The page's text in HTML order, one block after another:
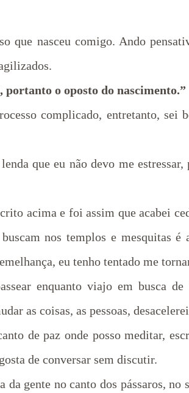
que nasceu comigo. Ando
portanto o oposto do nascimento.”
complicado, entretanto, sei
que eu não devo me
acima e foi assim que acabei
nos templos e mesquitas
eu tenho tentado me
enquanto viajo em busca
as coisas, as pessoas,
de paz onde posso meditar,
de conversar sem discutir.
da gente no canto dos pássaros,